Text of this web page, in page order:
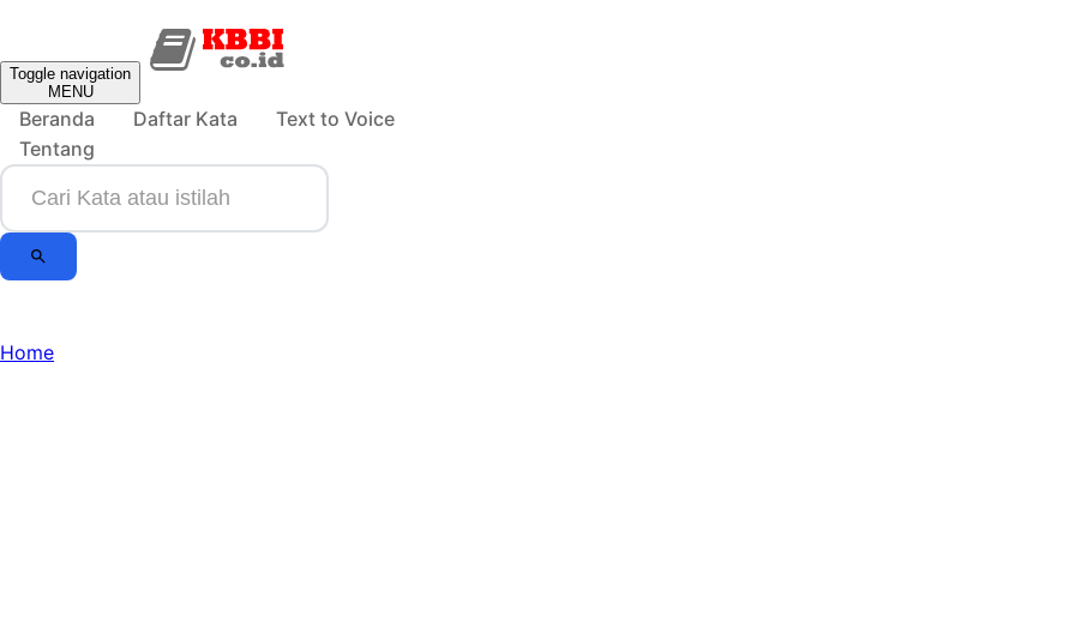
Toggle navigation
MENU
Beranda Daftar Kata
Text to Voice
Tentang
Home